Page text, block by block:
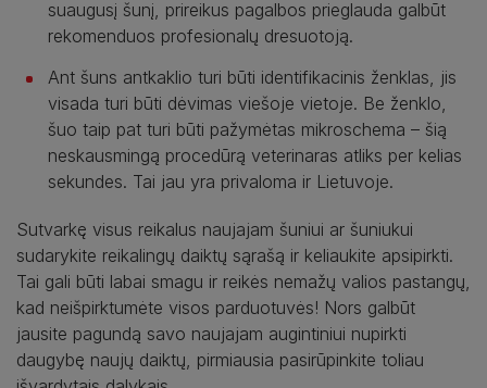
suaugusį šunį, prireikus pagalbos prieglauda galbūt
rekomenduos profesionalų dresuotoją.
Ant šuns antkaklio turi būti identifikacinis ženklas, jis
visada turi būti dėvimas viešoje vietoje. Be ženklo,
šuo taip pat turi būti pažymėtas mikroschema – šią
neskausmingą procedūrą veterinaras atliks per kelias
sekundes. Tai jau yra privaloma ir Lietuvoje.
Sutvarkę visus reikalus naujajam šuniui ar šuniukui
sudarykite reikalingų daiktų sąrašą ir keliaukite apsipirkti.
Tai gali būti labai smagu ir reikės nemažų valios pastangų,
kad neišpirktumėte visos parduotuvės! Nors galbūt
jausite pagundą savo naujajam augintiniui nupirkti
daugybę naujų daiktų, pirmiausia pasirūpinkite toliau